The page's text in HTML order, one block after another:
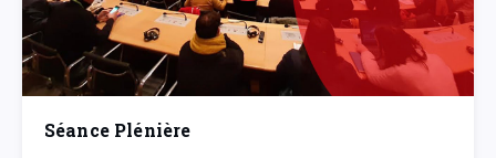
Séance Plénière